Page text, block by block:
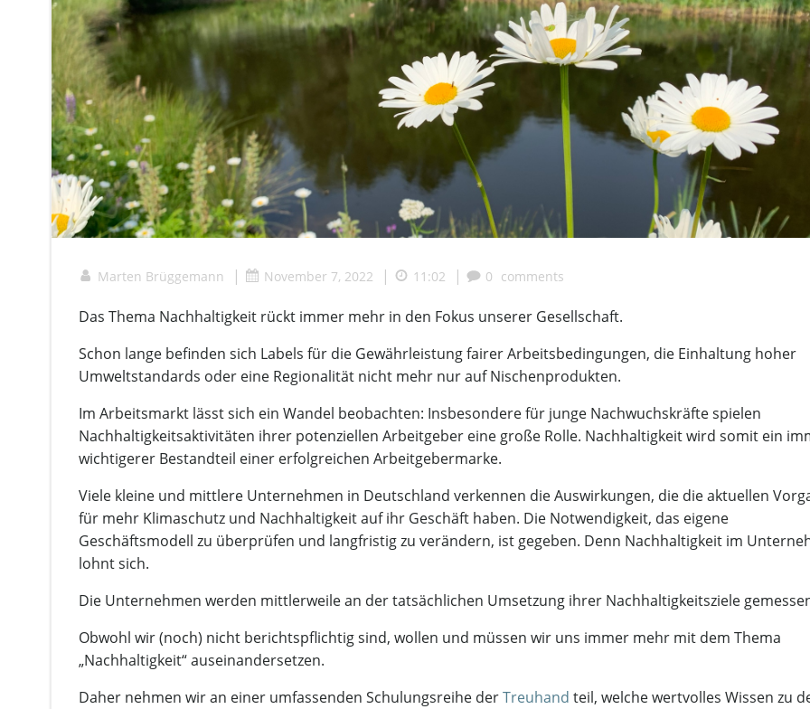
Marten Brüggemann | November 7, 2022 | 11:02 | 0 comments
Das Thema Nachhaltigkeit rückt immer mehr in den Fokus unserer Gesellschaft.
Schon lange befinden sich Labels für die Gewährleistung fairer Arbeitsbedingungen, die Einhaltung hoher
Umweltstandards oder eine Regionalität nicht mehr nur auf Nischenprodukten.
Im Arbeitsmarkt lässt sich ein Wandel beobachten: Insbesondere für junge Nachwuchskräfte spielen
Nachhaltigkeitsaktivitäten ihrer potenziellen Arbeitgeber eine große Rolle. Nachhaltigkeit wird somit ein
wichtigerer Bestandteil einer erfolgreichen Arbeitgebermarke.
Viele kleine und mittlere Unternehmen in Deutschland verkennen die Auswirkungen, die die aktuellen
für mehr Klimaschutz und Nachhaltigkeit auf ihr Geschäft haben. Die Notwendigkeit, das eigene
Geschäftsmodell zu überprüfen und langfristig zu verändern, ist gegeben. Denn Nachhaltigkeit im
lohnt sich.
Die Unternehmen werden mittlerweile an der tatsächlichen Umsetzung ihrer Nachhaltigkeitsziele
Obwohl wir (noch) nicht berichtspflichtig sind, wollen und müssen wir uns immer mehr mit dem Thema
„Nachhaltigkeit“ auseinandersetzen.
Daher nehmen wir an einer umfassenden Schulungsreihe derTreuhand teil, welche wertvolles Wissen zu